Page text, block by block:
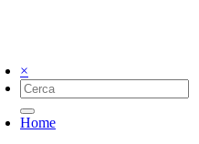
×
Home